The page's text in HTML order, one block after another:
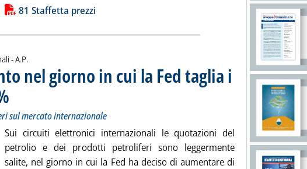
notizia
81 Staffetta prezzi
-di:
A.P.
nel giorno in cui la Fed taglia i
. Sottotitolo: Andamento dei prezzi petroliferi sul mercato internazionale
. Pubblicata giovedì 30 ottobre 2025 alle 12.39.
sul mercato internazionale
Sui circuiti elettronici internazionali le quotazioni del
petrolio e dei prodotti petroliferi sono leggermente
salite, nel giorno in cui la Fed ha deciso di aumentare di